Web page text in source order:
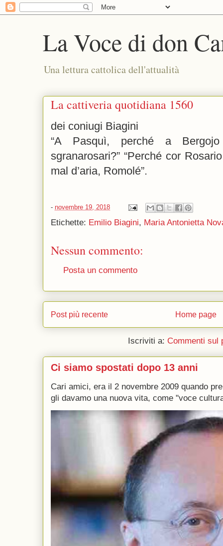
La Voce di don
Una lettura cattolica dell'attualità
La cattiveria quotidiana 1560
dei coniugi Biagini
“A Pasquì, perché a
sgranarosari?” “Perché cor
mal d’aria, Romolé”.
- novembre 19, 2018
Etichette: Emilio Biagini, Maria Antonietta
Nessun commento:
Posta un commento
Post più recente Home page
Iscriviti a: Commenti sul
Ci siamo spostati dopo 13 anni
Cari amici, era il 2 novembre 2009 quando
gli davamo una nuova vita, come "voce